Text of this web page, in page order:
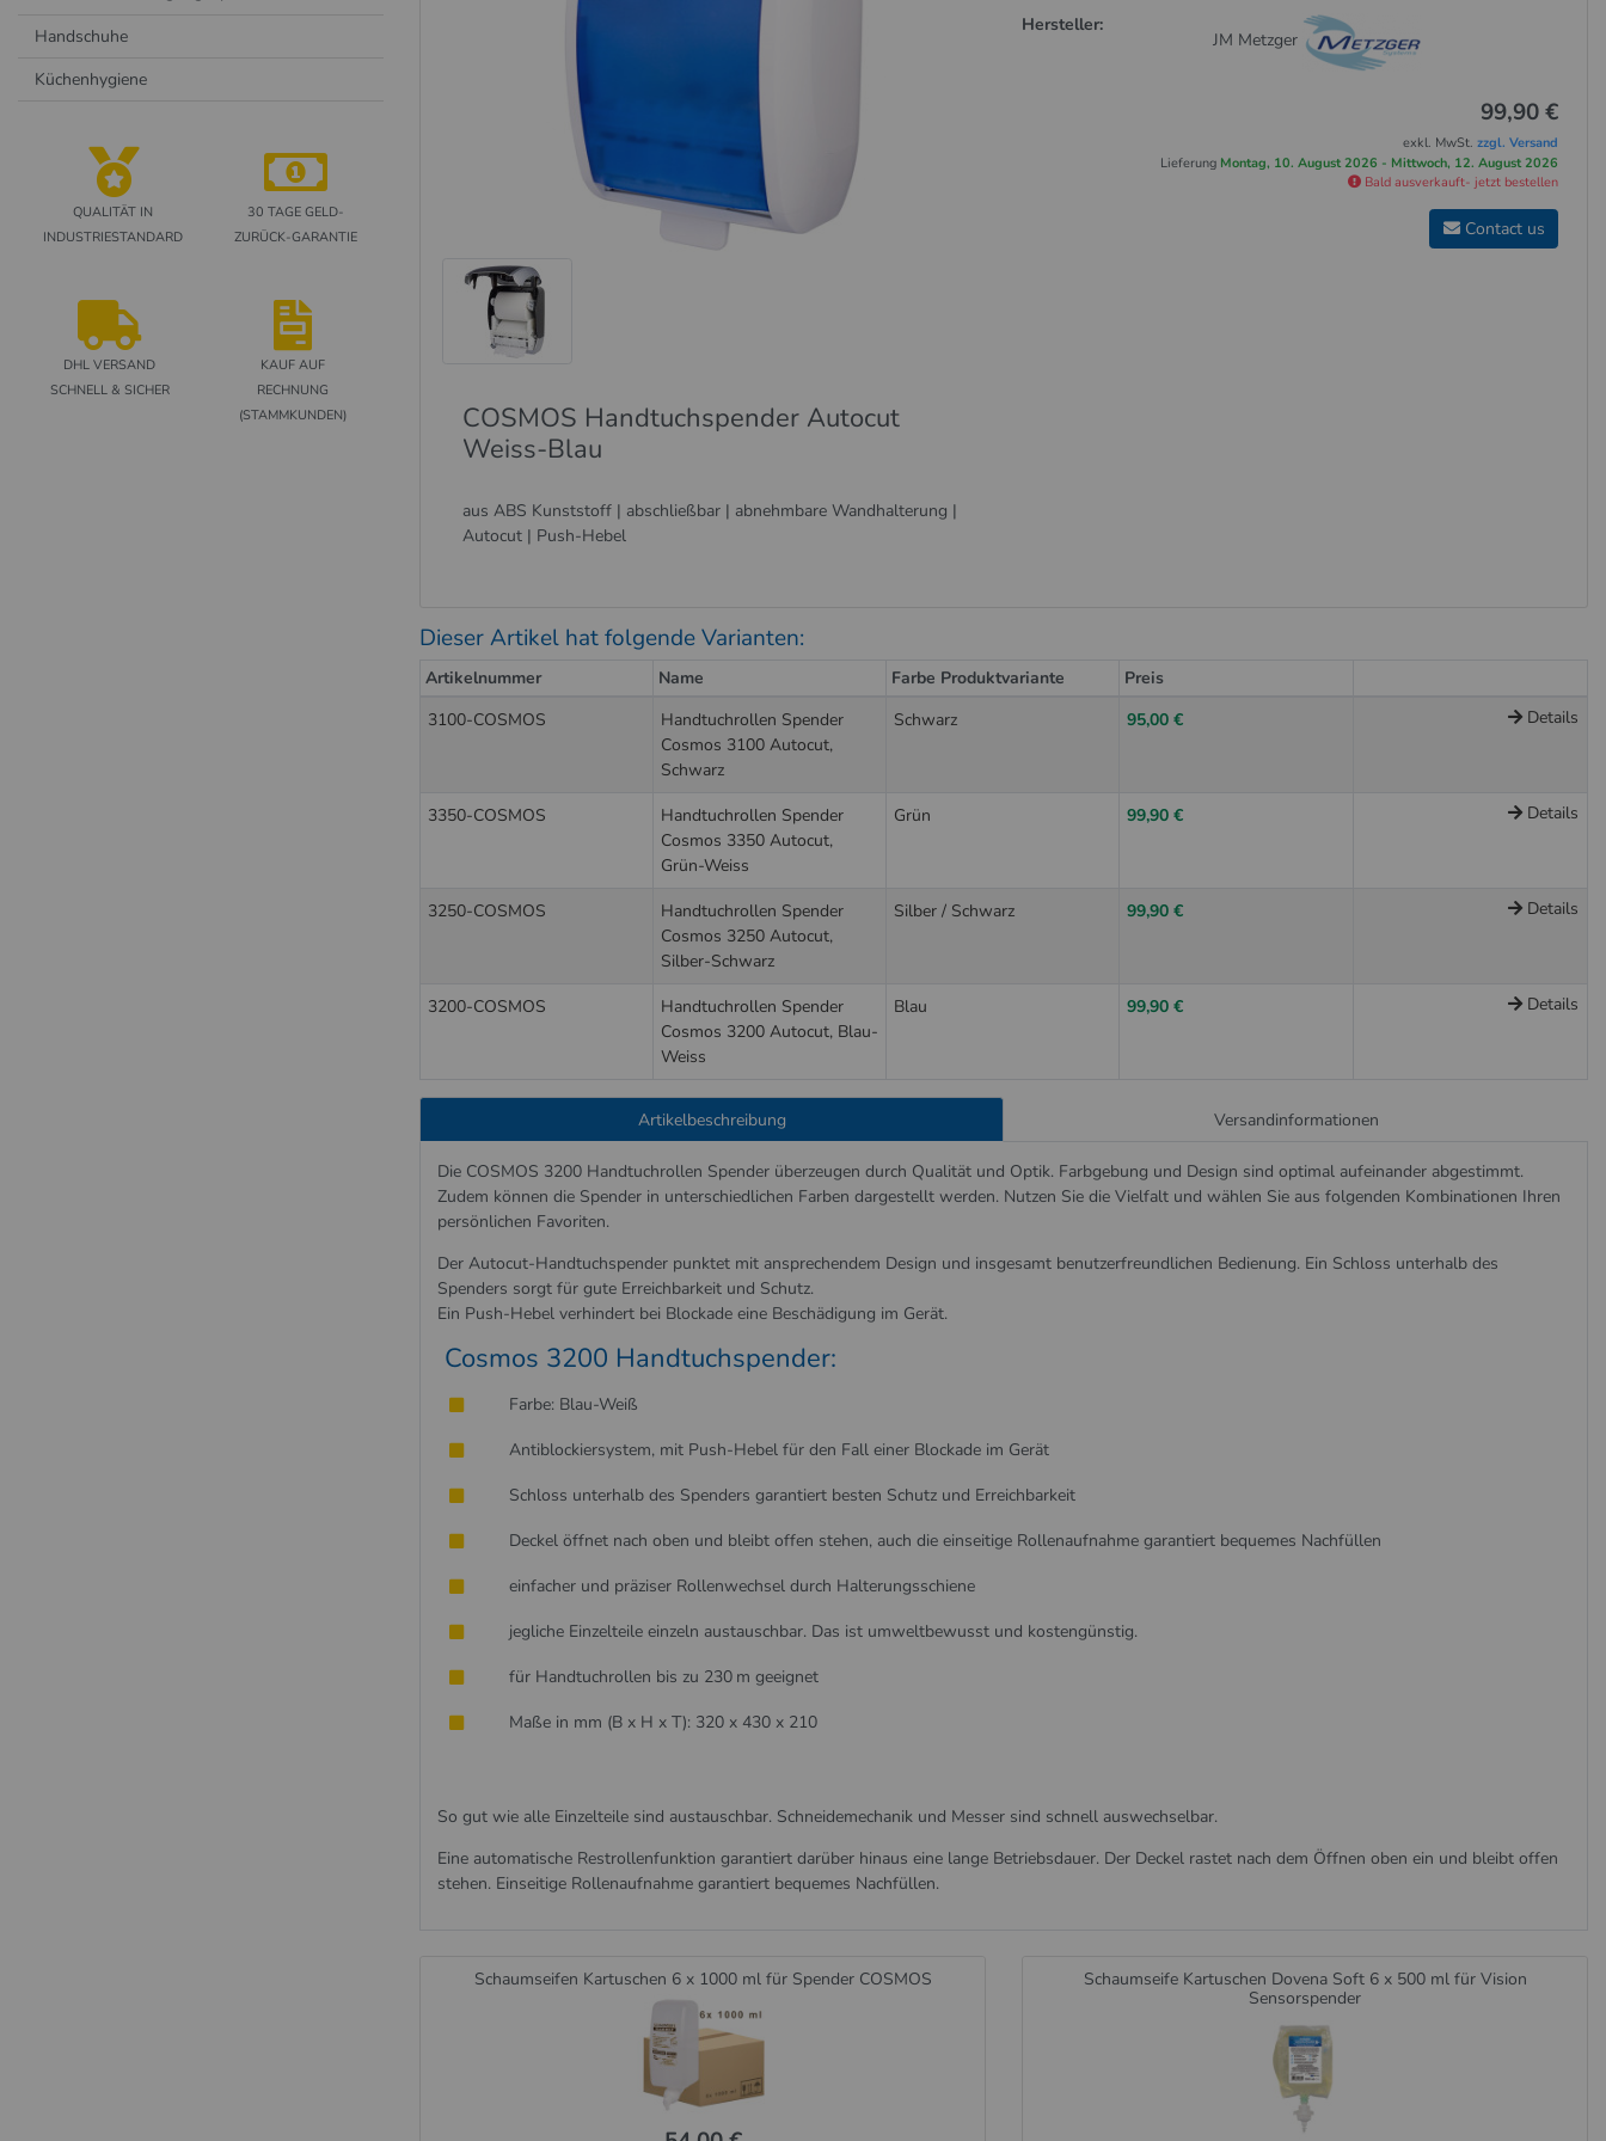
COSMOS Handtuchspender Autocut
Weiss-Blau
aus ABS Kunststoff | abschließbar | abnehmbare Wandhalterung |
Autocut | Push-Hebel
Hersteller:
JM Metzger
99,90 €
exkl. MwSt.zzgl. Versand
Lieferung Montag, 10. August 2026 - Mittwoch, 12. August 2026
Bald ausverkauft- jetzt bestellen
Contact us
Dieser Artikel hat folgende Varianten:
Artikelnummer Name Farbe Produktvariante
Preis
3100-COSMOS
Handtuchrollen Spender
Cosmos 3100 Autocut,
Schwarz
Schwarz 95,00 € Details
3350-COSMOS
Handtuchrollen Spender
Cosmos 3350 Autocut,
Grün-Weiss
Grün 99,90 € Details
3250-COSMOS
Handtuchrollen Spender
Cosmos 3250 Autocut,
Silber-Schwarz
Silber / Schwarz 99,90 € Details
3200-COSMOS
Handtuchrollen Spender
Cosmos 3200 Autocut, Blau-
Weiss
Blau 99,90 € Details
Artikelbeschreibung Versandinformationen
Die COSMOS 3200 Handtuchrollen Spender überzeugen durch Qualität und Optik. Farbgebung und Design sind optimal aufeinander abgestimmt.
Zudem können die Spender in unterschiedlichen Farben dargestellt werden. Nutzen Sie die Vielfalt und wählen Sie aus folgenden Kombinationen Ihren
persönlichen Favoriten.
Der Autocut-Handtuchspender punktet mit ansprechendem Design und insgesamt benutzerfreundlichen Bedienung. Ein Schloss unterhalb des
Spenders sorgt für gute ­Erreichbarkeit und Schutz.
Ein Push-Hebel ­verhindert bei Blockade eine Beschädigung im Gerät.
Cosmos 3200 Handtuchspender:
Farbe: Blau-Weiß
Antiblockiersystem, mit Push-Hebel für den Fall einer Blockade im Gerät
Schloss unterhalb des Spenders garantiert besten Schutz und Erreichbarkeit
Deckel öffnet nach oben und bleibt offen stehen, auch die einseitige Rollenaufnahme garantiert bequemes Nachfüllen
einfacher und präziser Rollenwechsel durch Halterungsschiene
jegliche Einzelteile einzeln austauschbar. Das ist umweltbewusst und kostengünstig.
für Handtuchrollen bis zu 230 m geeignet
Maße in mm (B x H x T): 320 x 430 x 210
So gut wie alle Einzelteile sind austauschbar. Schneide­mechanik und Messer sind schnell auswechselbar.
Eine automatische Restrollenfunktion garantiert darüber hinaus eine lange Betriebsdauer. Der Deckel rastet nach dem Öffnen oben ein und bleibt offen
stehen. Einseitige Rollenauf­nahme ­garantiert bequemes Nachfüllen.
Schaumseifen Kartuschen 6 x 1000 ml für Spender COSMOS
Schaumseife Kartuschen Dovena Soft 6 x 500 ml für Vision
Sensorspender
Handschuhe
Küchenhygiene
QUALITÄT IN
INDUSTRIESTANDARD
30 TAGE GELD-
ZURÜCK-GARANTIE
DHL VERSAND
SCHNELL & SICHER
KAUF AUF
RECHNUNG
(STAMMKUNDEN)